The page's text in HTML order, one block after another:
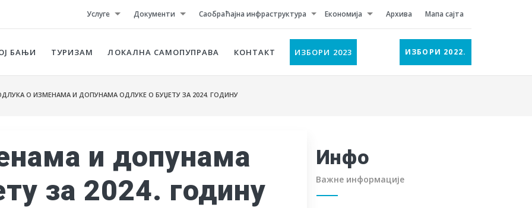
Услуге Документи Саобраћајна инфраструктура Економија Архива Мапа сајта
БАЊИ ТУРИЗАМ ЛОКАЛНА САМОПУПРАВА КОНТАКТ ИЗБОРИ 2023 ИЗБОРИ 2022.
О ИЗМЕНАМА И ДОПУНАМА ОДЛУКЕ О БУЏЕТУ ЗА 2024. ГОДИНУ
и допунама
за 2024. годину
Инфо
Важне информације